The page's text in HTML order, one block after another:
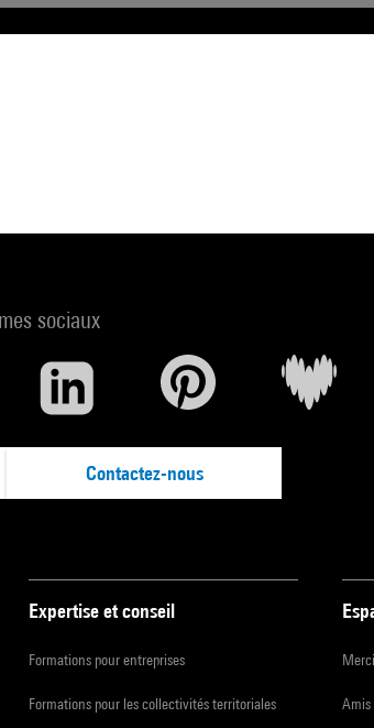
sociaux
Contactez-nous
Expertise et conseil
Formations pour entreprises
Formations pour les collectivités territoriales Amis